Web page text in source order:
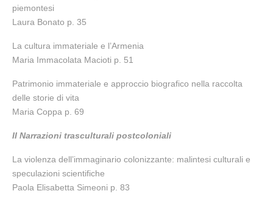
piemontesi
Laura Bonato p. 35
La cultura immateriale e l’Armenia
Maria Immacolata Macioti p. 51
Patrimonio immateriale e approccio biografico nella raccolta
delle storie di vita
Maria Coppa p. 69
II Narrazioni trasculturali postcoloniali
La violenza dell’immaginario colonizzante: malintesi culturali e
speculazioni scientifiche
Paola Elisabetta Simeoni p. 83